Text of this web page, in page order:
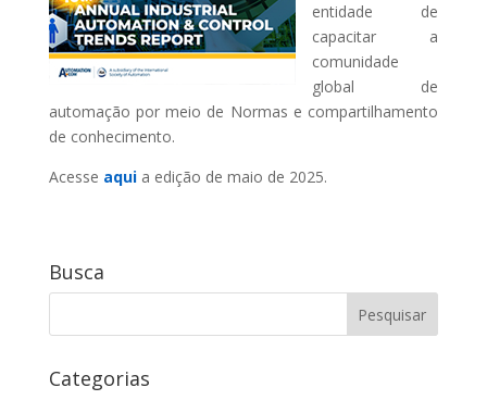
entidade de
capacitar a
comunidade
global de
automação por meio de Normas e compartilhamento
de conhecimento.
Acesse aquia edição de maio de 2025.
Busca
Categorias